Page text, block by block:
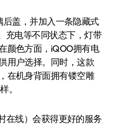
盖，并加入一条隐藏式
充电等不同状态下，灯带
颜色方面，iQOO拥有电
用户选择。同时，这款
在机身背面拥有镂空雕
。
在线）会获得更好的服务